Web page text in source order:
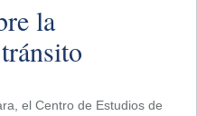
la
el Centro de Estudios de